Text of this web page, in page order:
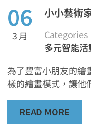
06
3 月
小小藝術
Categories
多元智能活
為了豐富小朋友的繪
樣的繪畫模式，讓
READ MORE